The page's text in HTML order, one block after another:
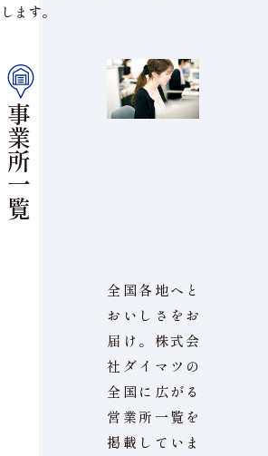
します。
事
業
所
一
覧
全国各地へと
おいしさをお
届け。株式会
社ダイマツの
全国に広がる
営業所一覧を
掲載していま